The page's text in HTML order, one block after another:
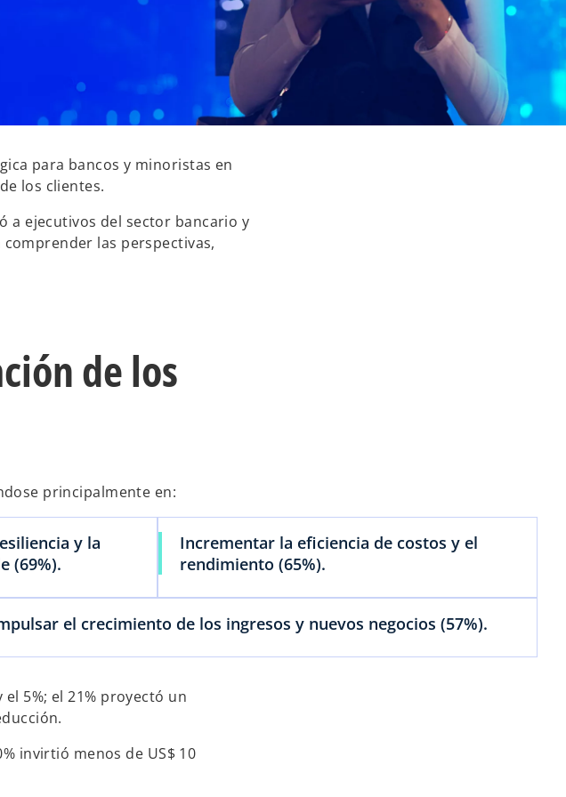
para bancos y minoristas en
los clientes.
a ejecutivos del sector bancario y
las perspectivas,
de los
principalmente en:
y la
(69%).
Incrementar la eficiencia de costos y el
rendimiento (65%).
el crecimiento de los ingresos y nuevos negocios (57%).
5%; el 21% proyectó un
invirtió menos de US$ 10